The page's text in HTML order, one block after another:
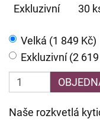
Exkluzivní
30
Velká (1 849 Kč)
Exkluzivní (2
Naše rozkvetlá